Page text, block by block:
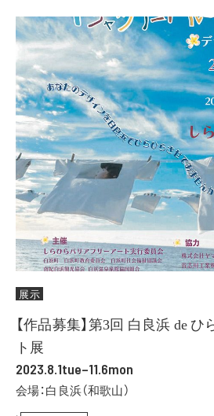
展示
【作品募集】第3回 白良浜 de
ト展
2023.8.1tue–11.6mon
会場：白良浜（和歌山）